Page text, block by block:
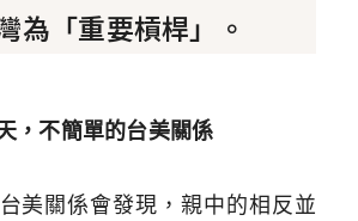
為「重要槓桿」。
，不簡單的台美關係
美關係會發現，親中的相反並